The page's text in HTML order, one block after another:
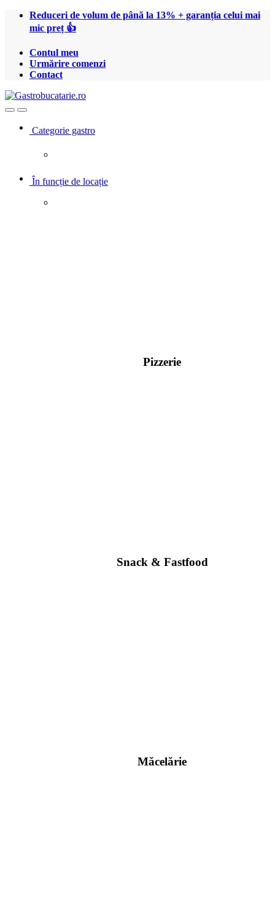
Treci
Treci
Reduceri de volum de până la 13% + garanția celui mai
mic preț 👍
Contul meu
Urmărire comenzi
Contact
OpenClose
Categorie gastro
În funcție de locație
Pizzerie
Snack & Fastfood
Măcelărie